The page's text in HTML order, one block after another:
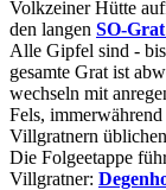
Volkzeiner Hütte
den langen SO-
Alle Gipfel sind -
gesamte Grat ist
wechseln mit
Fels,
Villgratnern
Die Folgeetappe
Villgratner: